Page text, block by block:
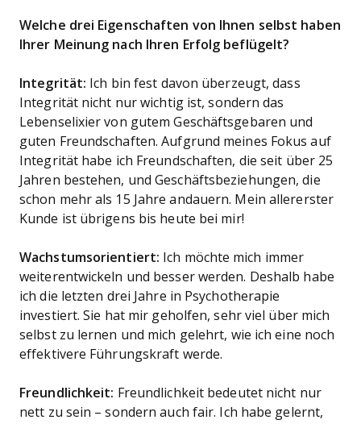
Welche drei Eigenschaften von Ihnen selbst haben
Ihrer Meinung nach Ihren Erfolg beflügelt?
Integrität: Ich bin fest davon überzeugt, dass
Integrität nicht nur wichtig ist, sondern das
Lebenselixier von gutem Geschäftsgebaren und
guten Freundschaften. Aufgrund meines Fokus auf
Integrität habe ich Freundschaften, die seit über 25
Jahren bestehen, und Geschäftsbeziehungen, die
schon mehr als 15 Jahre andauern. Mein allererster
Kunde ist übrigens bis heute bei mir!
Wachstumsorientiert: Ich möchte mich immer
weiterentwickeln und besser werden. Deshalb habe
ich die letzten drei Jahre in Psychotherapie
investiert. Sie hat mir geholfen, sehr viel über mich
selbst zu lernen und mich gelehrt, wie ich eine noch
effektivere Führungskraft werde.
Freundlichkeit: Freundlichkeit bedeutet nicht nur
nett zu sein – sondern auch fair. Ich habe gelernt,